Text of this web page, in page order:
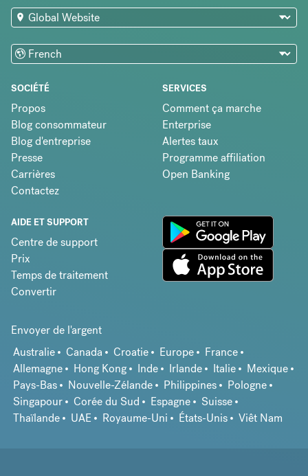
SOCIÉTÉ
Propos
Blog consommateur
Blog d'entreprise
Presse
Carrières
Contactez
SERVICES
Comment ça marche
Enterprise
Alertes taux
Programme affiliation
Open Banking
AIDE ET SUPPORT
Centre de support
Prix
Temps de traitement
Convertir
Envoyer de l'argent
Australie
Canada Croatie Europe
France
Allemagne
Hong Kong Inde Irlande Italie
Mexique
Pays-Bas
Nouvelle-Zélande Philippines
Pologne
Singapour
Corée du Sud Espagne
Suisse
Thaïlande
UAE Royaume-Uni États-Unis Viêt Nam